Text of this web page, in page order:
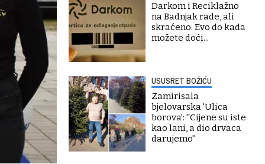
Darkom i Reciklažno
na Badnjak rade, ali
skraćeno. Evo do kada
možete doći...
USUSRET BOŽIĆU
Zamirisala
bjelovarska 'Ulica
borova': ''Cijene su iste
kao lani, a dio drvaca
darujemo''